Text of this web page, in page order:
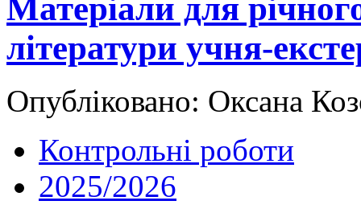
Матеріали для
літератури учня-
Опубліковано: Оксана
Контрольні роботи
2025/2026